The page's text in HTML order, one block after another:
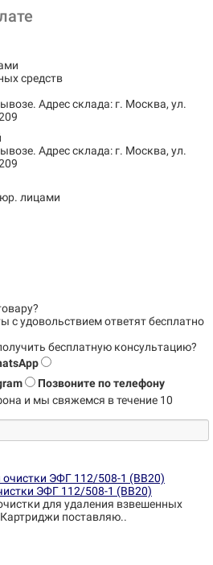
средств
Адрес склада: г. Москва, ул.
Адрес склада: г. Москва, ул.
лицами
с удовольствиемответят бесплатно
бесплатную консультацию?
Позвоните по телефону
и мы свяжемся в течение 10
ЭФГ 112/508-1 (BB20)
для удаления взвешенных
поставляю..